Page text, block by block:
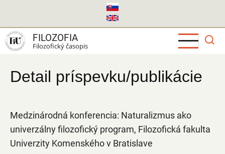
hlavný
obsah
FILOZOFIA
Filozofický časopis
Detail príspevku/publikácie
Medzinárodná konferencia: Naturalizmus ako
univerzálny filozofický program, Filozofická fakulta
Univerzity Komenského v Bratislave